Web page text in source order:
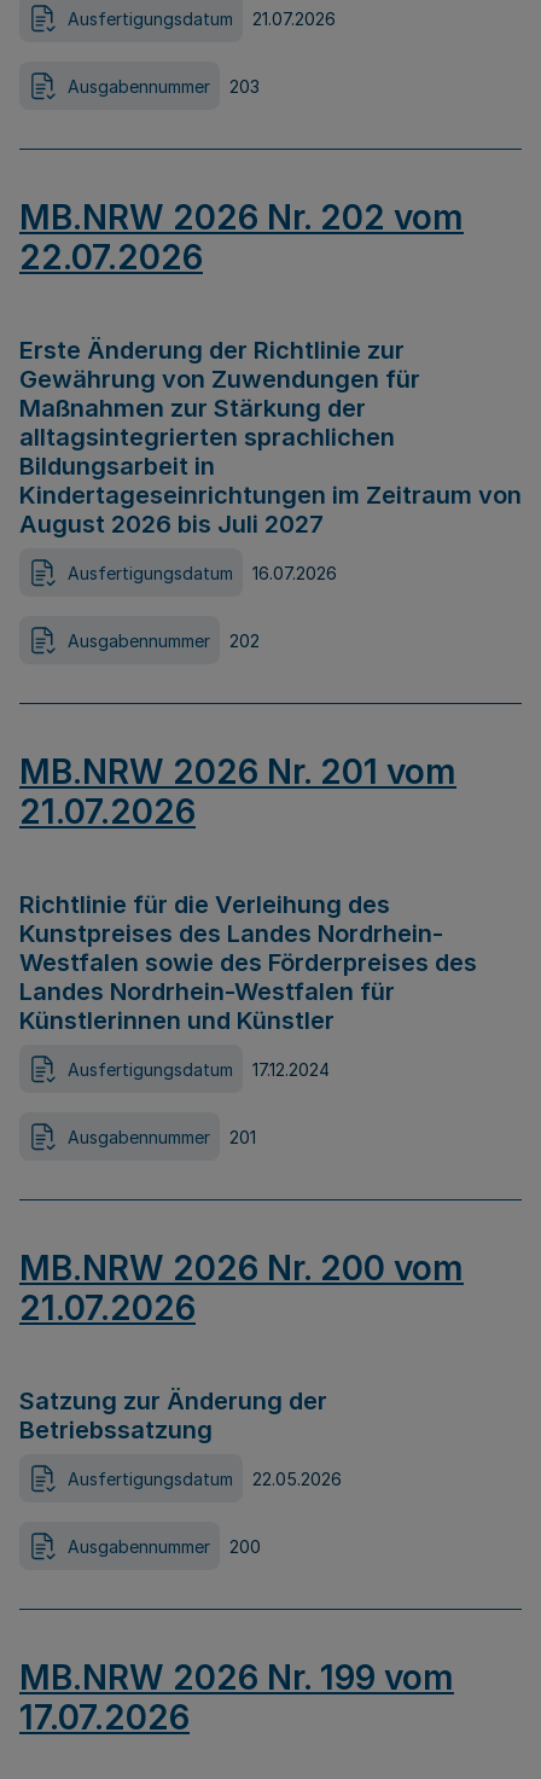
Ausfertigungsdatum 21.07.2026
Ausgabennummer 203
MB.NRW 2026 Nr. 202 vom
22.07.2026
Erste Änderung der Richtlinie zur
Gewährung von Zuwendungen für
Maßnahmen zur Stärkung der
alltagsintegrierten sprachlichen
Bildungsarbeit in
Kindertageseinrichtungen im Zeitraum von
August 2026 bis Juli 2027
Ausfertigungsdatum 16.07.2026
Ausgabennummer 202
MB.NRW 2026 Nr. 201 vom
21.07.2026
Richtlinie für die Verleihung des
Kunstpreises des Landes Nordrhein-
Westfalen sowie des Förderpreises des
Landes Nordrhein-Westfalen für
Künstlerinnen und Künstler
Ausfertigungsdatum 17.12.2024
Ausgabennummer 201
MB.NRW 2026 Nr. 200 vom
21.07.2026
Satzung zur Änderung der
Betriebssatzung
Ausfertigungsdatum 22.05.2026
Ausgabennummer 200
MB.NRW 2026 Nr. 199 vom
17.07.2026